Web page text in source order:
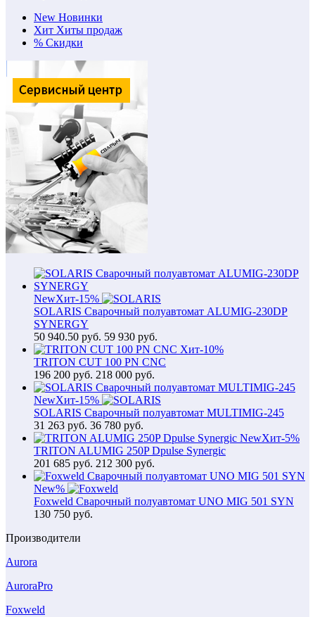
New Новинки
Хит Хиты продаж
% Скидки
NewХит-15%
SOLARIS Сварочный полуавтомат ALUMIG-230DP
SYNERGY
50 940.50 руб. 59 930 руб.
Хит-10%
TRITON CUT 100 PN CNC
196 200 руб. 218 000 руб.
NewХит-15%
SOLARIS Сварочный полуавтомат MULTIMIG-245
31 263 руб. 36 780 руб.
NewХит-5%
TRITON ALUMIG 250P Dpulse Synergic
201 685 руб. 212 300 руб.
New%
Foxweld Сварочный полуавтомат UNO MIG 501 SYN
130 750 руб.
Производители
Aurora
AuroraPro
Foxweld